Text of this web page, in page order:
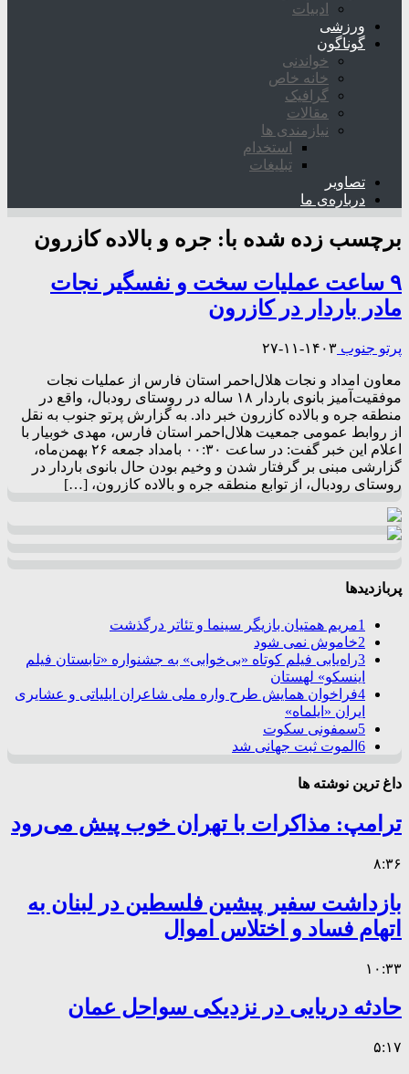
ادبیات
ورزشی
گوناگون
خواندنی
خانه خاص
گرافیک
مقالات
نیازمندی ها
استخدام
تبلیغات
تصاویر
درباره‌ی ما
برچسب زده شده با: جره و بالاده کازرون
۹ ساعت عملیات سخت و نفسگیر نجات
مادر باردار در کازرون
پرتو جنوب ۱۴۰۳-۱۱-۲۷
معاون امداد و نجات هلال‌احمر استان فارس از عملیات نجات
موفقیت‌آمیز بانوی باردار ۱۸ ساله در روستای رودبال، واقع در
منطقه جره و بالاده کازرون خبر داد. به گزارش پرتو جنوب به نقل
از روابط عمومی جمعیت هلال‌احمر استان فارس، مهدی خوبیار با
اعلام این خبر گفت: در ساعت ۰۰:۳۰ بامداد جمعه ۲۶ بهمن‌ماه،
گزارشی مبنی بر گرفتار شدن و وخیم بودن حال بانوی باردار در
روستای رودبال، از توابع منطقه جره و بالاده کازرون، […]
پربازدیدها
1مریم همتیان بازیگر سینما و تئاتر درگذشت
2خاموش نمی شود
3راه‌یابی فیلم کوتاه «بی‌خوابی» به جشنواره «تابستان فیلم
اینسکو» لهستان
4فراخوان همایش طرح واره ملی شاعران ایلیاتی و عشایری
ایران «ایلماه»
5سمفونی سکوت
6 الموت ثبت جهانی شد
داغ ترین نوشته ها
ترامپ: مذاکرات با تهران خوب پیش می‌رود
۸:۳۶
بازداشت سفیر پیشین فلسطین در لبنان به
اتهام فساد و اختلاس اموال
۱۰:۳۳
حادثه دریایی در نزدیکی سواحل عمان
۵:۱۷